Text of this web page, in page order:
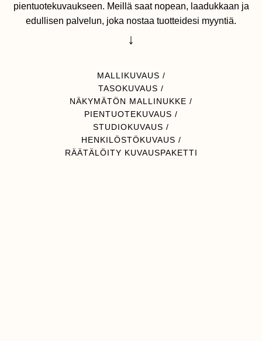
pientuotekuvaukseen. Meillä saat nopean, laadukkaan ja
edullisen palvelun, joka nostaa tuotteidesi myyntiä.
↓
MALLIKUVAUS /
TASOKUVAUS /
NÄKYMÄTÖN MALLINUKKE /
PIENTUOTEKUVAUS /
STUDIOKUVAUS /
HENKILÖSTÖKUVAUS /
RÄÄTÄLÖITY KUVAUSPAKETTI